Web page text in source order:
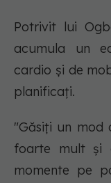
Potrivit lui
acumula un
cardio și de
planificați.
"Găsiți un mod
foarte mult și
momente pe